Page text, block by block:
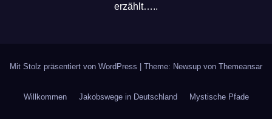
erzählt…..
Mit Stolz präsentiert von WordPress | Theme: Newsup von Themeansar
Willkommen Jakobswege in Deutschland Mystische Pfade